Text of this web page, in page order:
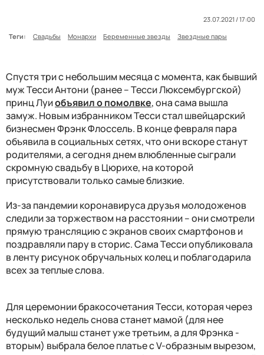
23.07.2021 / 17:00
Теги:
Свадьбы Монархи Беременные звезды Звездные пары
Спустя три с небольшим месяца с момента, как бывший
муж Тесси Антони (ранее – Тесси Люксембургской)
принц Луиобъявил о помолвке, она сама вышла
замуж. Новым избранником Тесси стал швейцарский
бизнесмен Фрэнк Флоссель. В конце февраля пара
объявила в социальных сетях, что они вскоре станут
родителями, а сегодня днем влюбленные сыграли
скромную свадьбу в Цюрихе, на которой
присутствовали только самые близкие.
Из-за пандемии коронавируса друзья молодоженов
следили за торжеством на расстоянии – они смотрели
прямую трансляцию с экранов своих смартфонов и
поздравляли пару в сторис. Сама Тесси опубликовала
в ленту рисунок обручальных колец и поблагодарила
всех за теплые слова.
Для церемонии бракосочетания Тесси, которая через
несколько недель снова станет мамой (для нее
будущий малыш станет уже третьим, а для Фрэнка -
вторым) выбрала белое платье с V-образным вырезом,